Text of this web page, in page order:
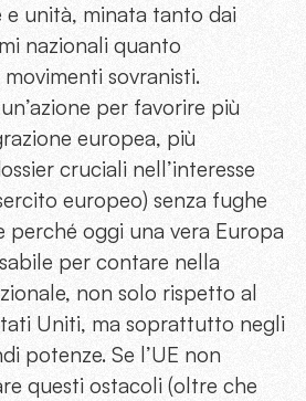
e unità, minata tanto dai
nazionali quanto
sovranisti.
per favorire più
europea, più
cruciali nell’interesse
europeo) senza fughe
perché oggi una vera Europa
per contare nella
non solo rispetto al
Uniti, ma soprattutto negli
potenze. Se l’UE non
questi ostacoli (oltre che